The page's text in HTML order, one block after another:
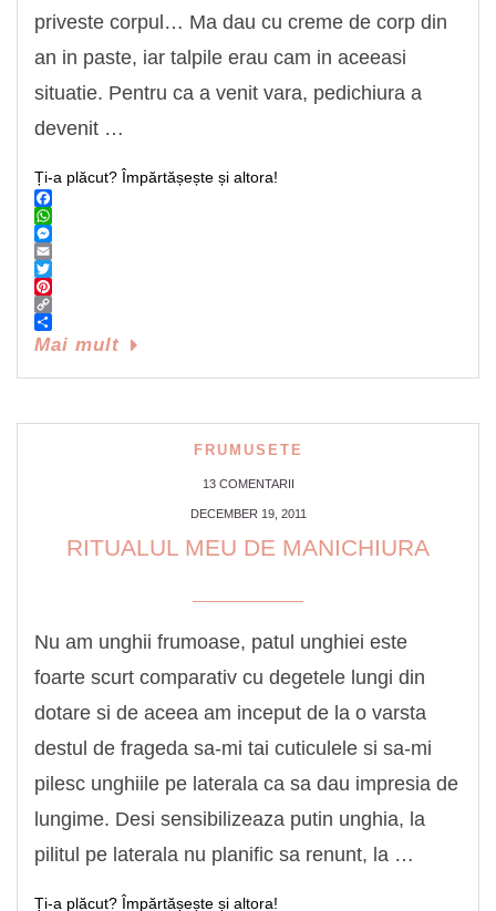
priveste corpul… Ma dau cu creme de corp din
an in paste, iar talpile erau cam in aceeasi
situatie. Pentru ca a venit vara, pedichiura a
devenit …
Ți-a plăcut? Împărtășește și altora!
Facebook
WhatsApp
Messenger
Email
Twitter
Pinterest
Copy
Link
Share
Mai mult
FRUMUSETE
13 COMENTARII
DECEMBER 19, 2011
RITUALUL MEU DE MANICHIURA
Nu am unghii frumoase, patul unghiei este
foarte scurt comparativ cu degetele lungi din
dotare si de aceea am inceput de la o varsta
destul de frageda sa-mi tai cuticulele si sa-mi
pilesc unghiile pe laterala ca sa dau impresia de
lungime. Desi sensibilizeaza putin unghia, la
pilitul pe laterala nu planific sa renunt, la …
Ți-a plăcut? Împărtășește și altora!